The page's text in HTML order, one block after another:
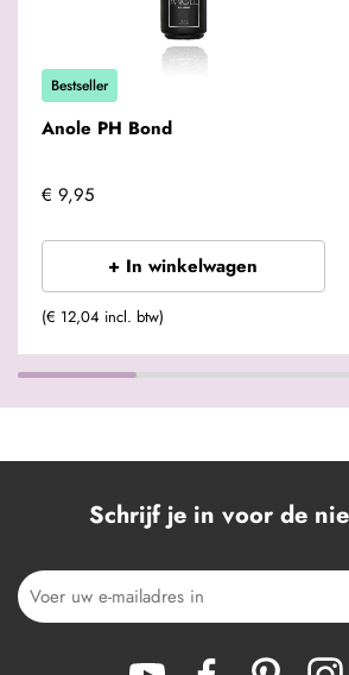
Bestseller
Anole PH Bond
€ 9,95
+ In winkelwagen
(€ 12,04 incl. btw)
Schrijf je in voor de